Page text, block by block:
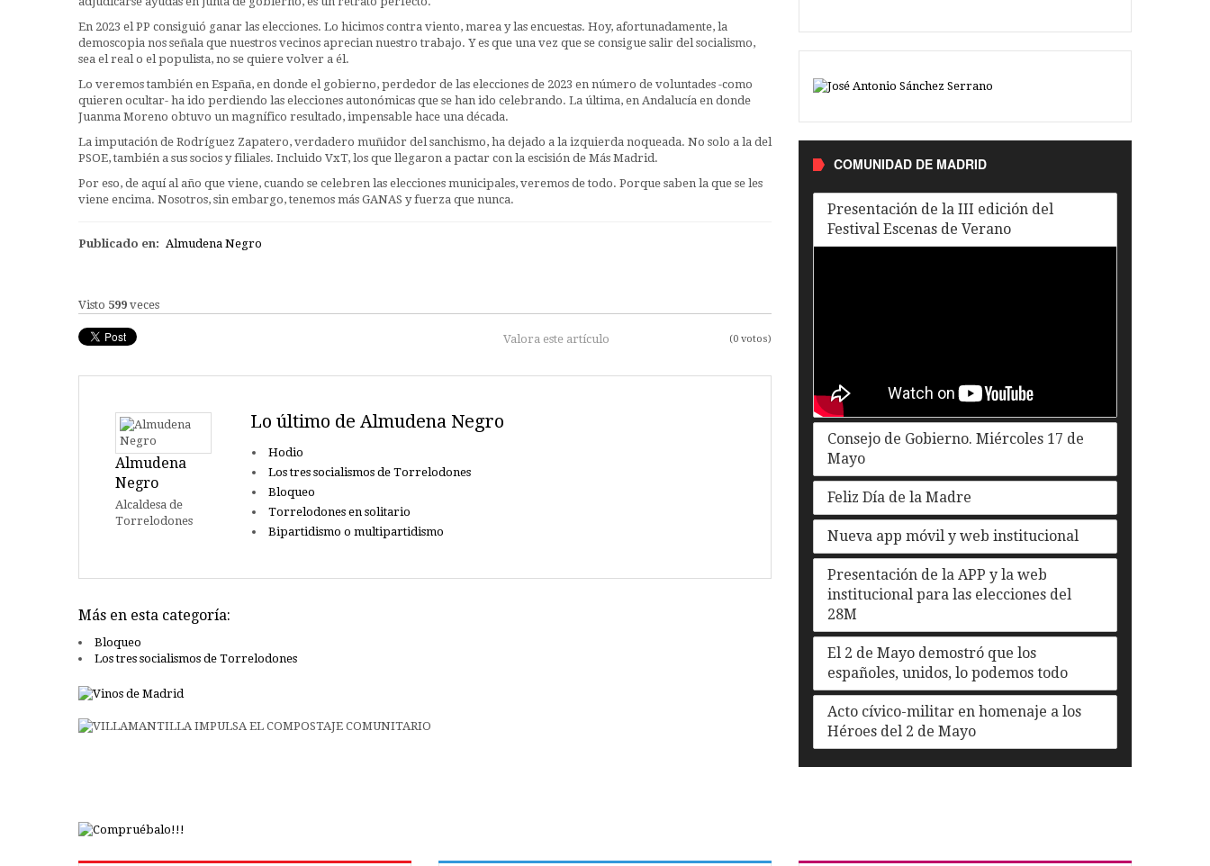
En 2023 el PP consiguió ganar las elecciones. Lo hicimos contra viento, marea y las encuestas. Hoy, afortunadamente, la
demoscopia nos señala que nuestros vecinos aprecian nuestro trabajo. Y es que una vez que se consigue salir del socialismo,
sea el real o el populista, no se quiere volver a él.
Lo veremos también en España, en donde el gobierno, perdedor de las elecciones de 2023 en número de voluntades -como
quieren ocultar- ha ido perdiendo las elecciones autonómicas que se han ido celebrando. La última, en Andalucía en donde
Juanma Moreno obtuvo un magnífico resultado, impensable hace una década.
La imputación de Rodríguez Zapatero, verdadero muñidor del sanchismo, ha dejado a la izquierda noqueada. No solo a la del
PSOE, también a sus socios y filiales. Incluido VxT, los que llegaron a pactar con la escisión de Más Madrid.
Por eso, de aquí al año que viene, cuando se celebren las elecciones municipales, veremos de todo. Porque saben la que se les
viene encima. Nosotros, sin embargo, tenemos más GANAS y fuerza que nunca.
Publicado en: Almudena Negro
Visto 599 veces
Valora este artículo (0 votos)
Almudena
Negro
Alcaldesa de
Torrelodones
Lo último de Almudena Negro
Hodio
Los tres socialismos de Torrelodones
Bloqueo
Torrelodones en solitario
Bipartidismo o multipartidismo
Más en esta categoría:
Bloqueo
Los tres socialismos de Torrelodones
COMUNIDAD DE MADRID
Presentación de la III edición del
Festival Escenas de Verano
Consejo de Gobierno. Miércoles 17 de
Mayo
Feliz Día de la Madre
Nueva app móvil y web institucional
Presentación de la APP y la web
institucional para las elecciones del
28M
El 2 de Mayo demostró que los
españoles, unidos, lo podemos todo
Acto cívico-militar en homenaje a los
Héroes del 2 de Mayo